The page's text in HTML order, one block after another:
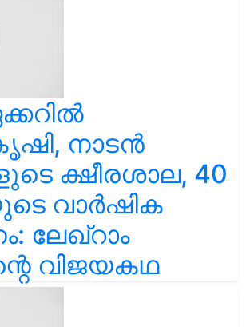
നാടൻ
ക്ഷീരശാല, 40
വാർഷിക
ലേഖ്‌റാം
വിജയകഥ